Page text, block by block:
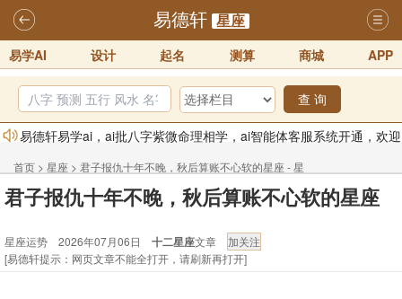
易德轩 星座
易学AI 设计 起名 测算 商城 APP
查 询
易德轩易学ai，ai批八字紫微命理相学，ai智能体客服系统开通，欢迎
体验！！
2025-07-01
易德轩网重构及升能完成，欢迎大家来体验新程序及感觉！！
2026年化太岁锦囊属马、鼠、牛、龙、兔、狗、鸡生肖化太岁开始预
订！！
2025-10-01
首页 > 星座 > 君子报仇十年不晚，秋后算账不心软的星座 - 星
座运势
君子报仇十年不晚，秋后算账不心软的星座
星座运势 2026年07月06日 十二星座文章
[易德轩提示：网页文章不能全打开，请刷新再打开]